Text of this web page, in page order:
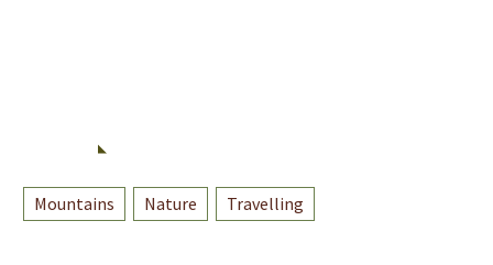
Mountains Nature Travelling